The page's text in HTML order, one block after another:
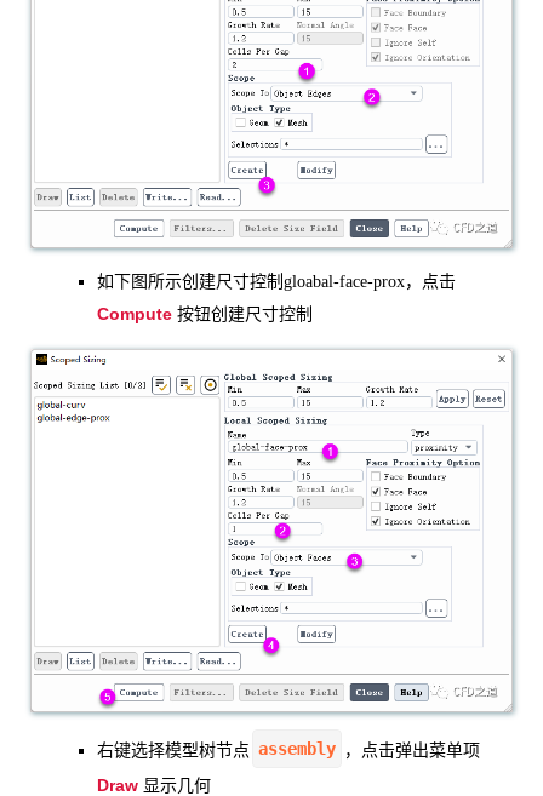
如下图所示创建尺寸控制gloabal-face-prox，点击
Compute 按钮创建尺寸控制
右键选择模型树节点 assembly ，点击弹出菜单项
Draw 显示几何